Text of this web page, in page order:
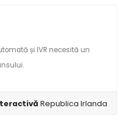
și IVR necesită un
Republica Irlanda